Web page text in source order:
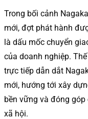
Trong bối cảnh
mới, đợt phát hành
là dấu mốc chuyển
của doanh nghiệp.
trực tiếp dẫn dắt
mới, hướng tới xây
bền vững và đóng
xã hội.